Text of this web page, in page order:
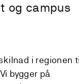
og campus
i regionen
bygger på